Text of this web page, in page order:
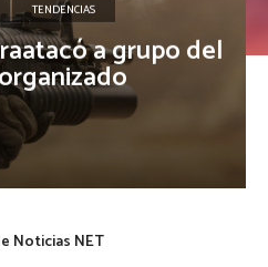
TENDENCIAS
a grupo del
Noticias NET